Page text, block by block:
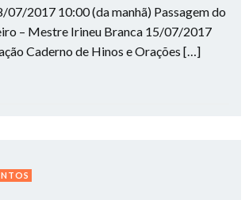
07/2017 10:00 (da manhã) Passagem do
– Mestre Irineu Branca 15/07/2017
Caderno de Hinos e Orações […]